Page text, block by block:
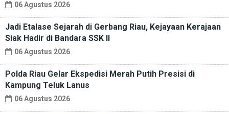
06 Agustus 2026
Jadi Etalase Sejarah di Gerbang Riau, Kejayaan Kerajaan
Siak Hadir di Bandara SSK II
06 Agustus 2026
Polda Riau Gelar Ekspedisi Merah Putih Presisi di
Kampung Teluk Lanus
06 Agustus 2026